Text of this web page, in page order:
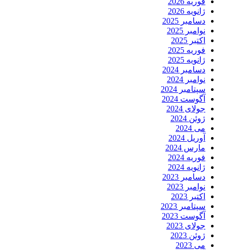
ژانویه 2026
دسامبر 2025
نوامبر 2025
اکتبر 2025
فوریه 2025
ژانویه 2025
دسامبر 2024
نوامبر 2024
سپتامبر 2024
آگوست 2024
جولای 2024
ژوئن 2024
می 2024
آوریل 2024
مارس 2024
فوریه 2024
ژانویه 2024
دسامبر 2023
نوامبر 2023
اکتبر 2023
سپتامبر 2023
آگوست 2023
جولای 2023
ژوئن 2023
می 2023